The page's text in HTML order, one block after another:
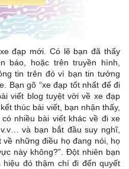
đạp mới. Có lẽ bạn đã thấy
báo, hoặc trên truyền hình,
tin trên đó vì bạn tin tưởng
Bạn gõ “xe đạp tốt nhất để đi
viết blog tuyệt vời về xe đạp
thúc bài viết, bạn nhận thấy,
nhiều bài viết khác về đi xe
và bạn bắt đầu suy nghĩ,
những điều họ đang nói, họ
này không?”. Đột nhiên bạn
đó thậm chí đi đến quyết